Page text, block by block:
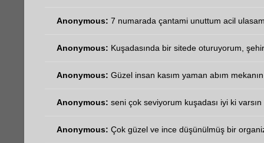
Anonymous: 7 numarada çantami unuttum acil
Anonymous: Kuşadasında bir sitede oturuyorum,
Anonymous: Güzel insan kasım yaman abım
Anonymous: seni çok seviyorum kuşadası iyi ki varsın
Anonymous: Çok güzel ve ince düşünülmüş bir